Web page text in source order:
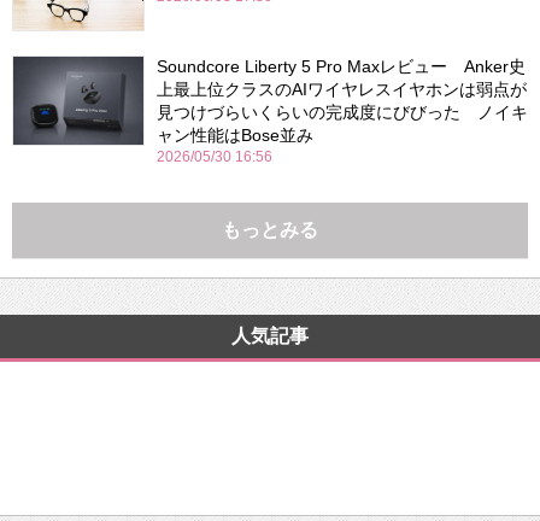
Soundcore Liberty 5 Pro Maxレビュー Anker史
上最上位クラスのAIワイヤレスイヤホンは弱点が
見つけづらいくらいの完成度にびびった ノイキ
ャン性能はBose並み
2026/05/30 16:56
もっとみる
人気記事